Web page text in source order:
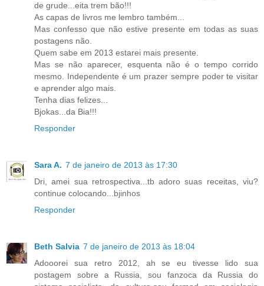
de grude...eita trem bão!!!
As capas de livros me lembro também...
Mas confesso que não estive presente em todas as suas
postagens não.
Quem sabe em 2013 estarei mais presente.
Mas se não aparecer, esquenta não é o tempo corrido
mesmo. Independente é um prazer sempre poder te visitar
e aprender algo mais.
Tenha dias felizes...
Bjokas...da Bia!!!
Responder
Sara A. 7 de janeiro de 2013 às 17:30
Dri, amei sua retrospectiva...tb adoro suas receitas, viu?
continue colocando...bjinhos
Responder
Beth Salvia 7 de janeiro de 2013 às 18:04
Adooorei sua retro 2012, ah se eu tivesse lido sua
postagem sobre a Russia, sou fanzoca da Russia do